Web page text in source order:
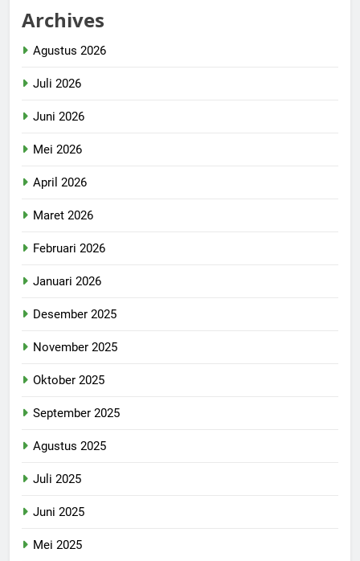
Archives
Agustus 2026
Juli 2026
Juni 2026
Mei 2026
April 2026
Maret 2026
Februari 2026
Januari 2026
Desember 2025
November 2025
Oktober 2025
September 2025
Agustus 2025
Juli 2025
Juni 2025
Mei 2025